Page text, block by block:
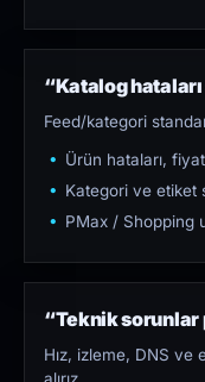
“Katalog hataları
Feed/kategori
Ürün hataları,
Kategori ve etiket
PMax / Shopping
“Teknik sorunlar
Hız, izleme, DNS ve